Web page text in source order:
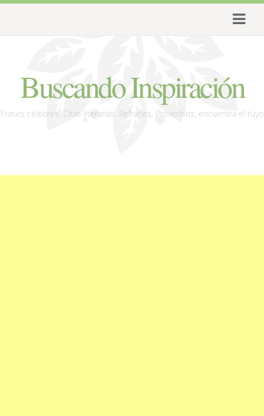
Buscando Inspiración
Frases célebres, Citas literarias, Refranes, Proverbios, encuentra el tuyo